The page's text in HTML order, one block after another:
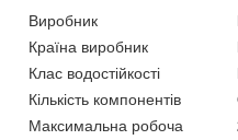
Виробник
Країна виробник
Клас водостійкості
Кількість компонентів
Максимальна робоча